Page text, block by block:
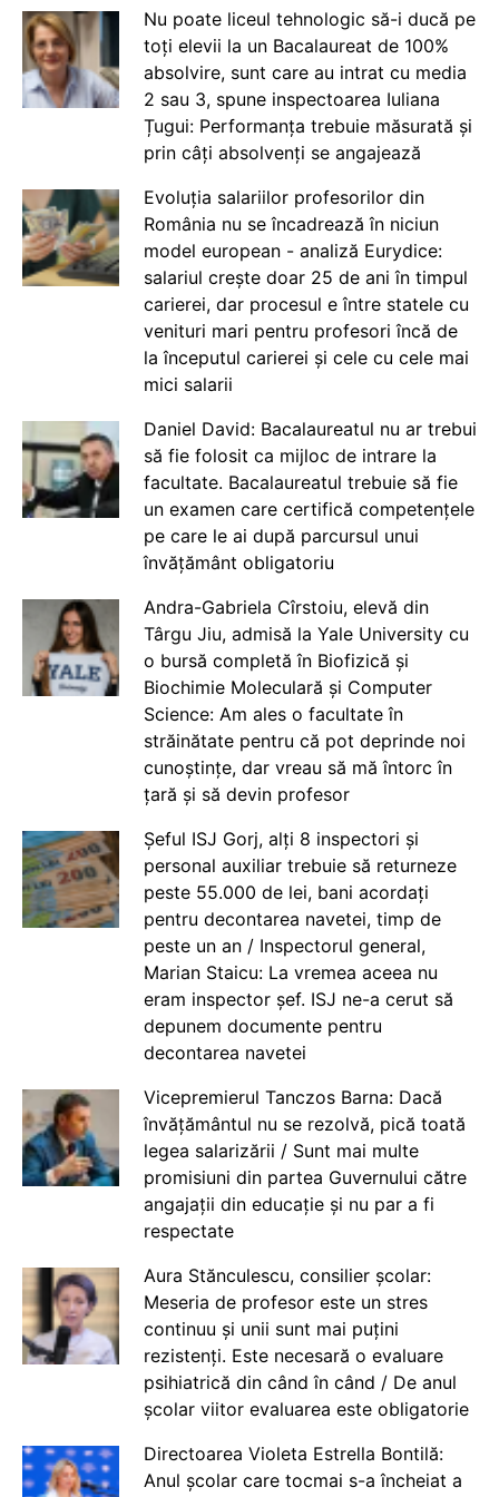
Nu poate liceul tehnologic să-i ducă pe
toți elevii la un Bacalaureat de 100%
absolvire, sunt care au intrat cu media
2 sau 3, spune inspectoarea Iuliana
Țugui: Performanța trebuie măsurată și
prin câți absolvenți se angajează
Evoluția salariilor profesorilor din
România nu se încadrează în niciun
model european - analiză Eurydice:
salariul crește doar 25 de ani în timpul
carierei, dar procesul e între statele cu
venituri mari pentru profesori încă de
la începutul carierei și cele cu cele mai
mici salarii
Daniel David: Bacalaureatul nu ar trebui
să fie folosit ca mijloc de intrare la
facultate. Bacalaureatul trebuie să fie
un examen care certifică competențele
pe care le ai după parcursul unui
învățământ obligatoriu
Andra-Gabriela Cîrstoiu, elevă din
Târgu Jiu, admisă la Yale University cu
o bursă completă în Biofizică și
Biochimie Moleculară și Computer
Science: Am ales o facultate în
străinătate pentru că pot deprinde noi
cunoștințe, dar vreau să mă întorc în
țară și să devin profesor
Șeful ISJ Gorj, alți 8 inspectori și
personal auxiliar trebuie să returneze
peste 55.000 de lei, bani acordați
pentru decontarea navetei, timp de
peste un an / Inspectorul general,
Marian Staicu: La vremea aceea nu
eram inspector șef. ISJ ne-a cerut să
depunem documente pentru
decontarea navetei
Vicepremierul Tanczos Barna: Dacă
învățământul nu se rezolvă, pică toată
legea salarizării / Sunt mai multe
promisiuni din partea Guvernului către
angajații din educație și nu par a fi
respectate
Aura Stănculescu, consilier școlar:
Meseria de profesor este un stres
continuu și unii sunt mai puțini
rezistenți. Este necesară o evaluare
psihiatrică din când în când / De anul
școlar viitor evaluarea este obligatorie
Directoarea Violeta Estrella Bontilă:
Anul școlar care tocmai s-a încheiat a